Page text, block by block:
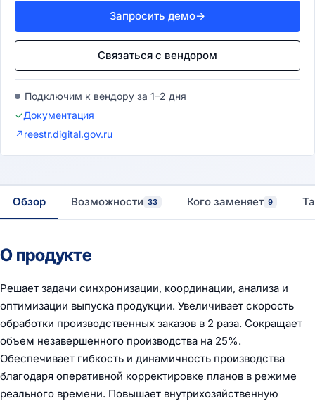
Запросить демо→
Связаться с вендором
Подключим к вендору за 1–2 дня
✓Документация
↗reestr.digital.gov.ru
Обзор Возможности 33 Кого заменяет 9
О продукте
Решает задачи синхронизации, координации, анализа и
оптимизации выпуска продукции. Увеличивает скорость
обработки производственных заказов в 2 раза. Сокращает
объем незавершенного производства на 25%.
Обеспечивает гибкость и динамичность производства
благодаря оперативной корректировке планов в режиме
реального времени. Повышает внутрихозяйственную